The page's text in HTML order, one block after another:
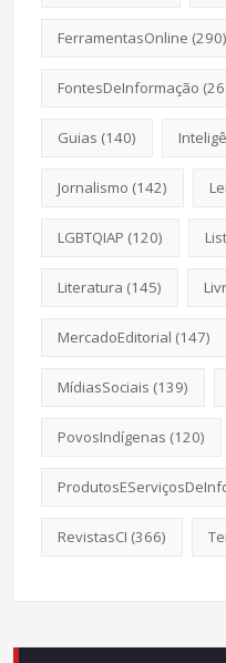
FerramentasOnline (290)
FontesDeInformação
Guias (140)
Jornalismo (142)
LGBTQIAP (120)
Literatura (145)
MercadoEditorial (147)
MídiasSociais (139)
PovosIndígenas (120)
RevistasCI (366)